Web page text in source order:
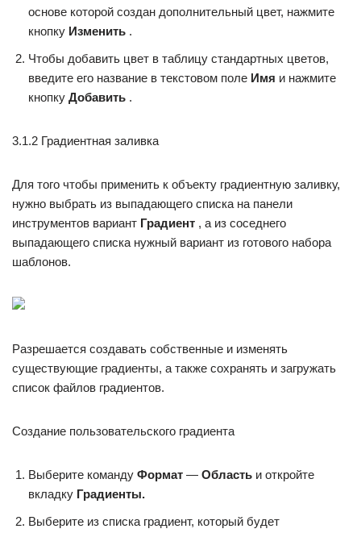
основе которой создан дополнительный цвет, нажмите
кнопку Изменить .
Чтобы добавить цвет в таблицу стандартных цветов,
введите его название в текстовом поле Имя и нажмите
кнопку Добавить .
3.1.2 Градиентная заливка
Для того чтобы применить к объекту градиентную заливку,
нужно выбрать из выпадающего списка на панели
инструментов вариант Градиент , а из соседнего
выпадающего списка нужный вариант из готового набора
шаблонов.
Разрешается создавать собственные и изменять
существующие градиенты, а также сохранять и загружать
список файлов градиентов.
Создание пользовательского градиента
Выберите команду Формат — Область и откройте
вкладку Градиенты.
Выберите из списка градиент, который будет